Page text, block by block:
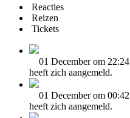
Reacties
Reizen
Tickets
01 December om 22:24
heeft zich aangemeld.
01 December om 00:42
heeft zich aangemeld.